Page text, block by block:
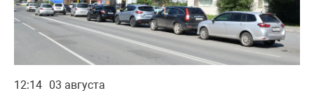
12:14 03 августа